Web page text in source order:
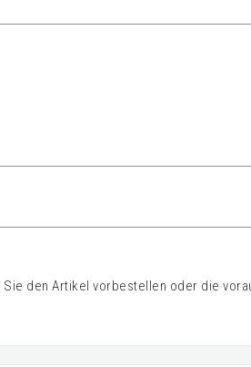
den Artikel vorbestellen oder die